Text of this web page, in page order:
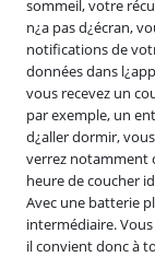
sommeil, votre
n¿a pas d¿écran,
notifications de
données dans
vous recevez un
par exemple, un
d¿aller dormir,
verrez notamment
heure de coucher
Avec une batterie
intermédiaire.
il convient donc à